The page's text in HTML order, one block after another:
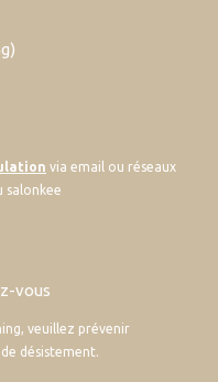
via email ou réseaux
salonkee
vous
veuillez prévenir
désistement.